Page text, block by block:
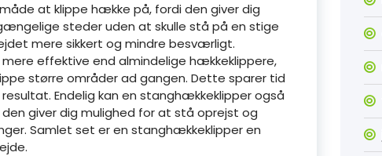
at klippe hække på, fordi den giver dig
steder uden at skulle stå på en stige
mere sikkert og mindre besværligt.
effektive end almindelige hækkeklippere,
større områder ad gangen. Dette sparer tid
Endelig kan en stanghækkeklipper også
giver dig mulighed for at stå oprejst og
Samlet set er en stanghækkeklipper en